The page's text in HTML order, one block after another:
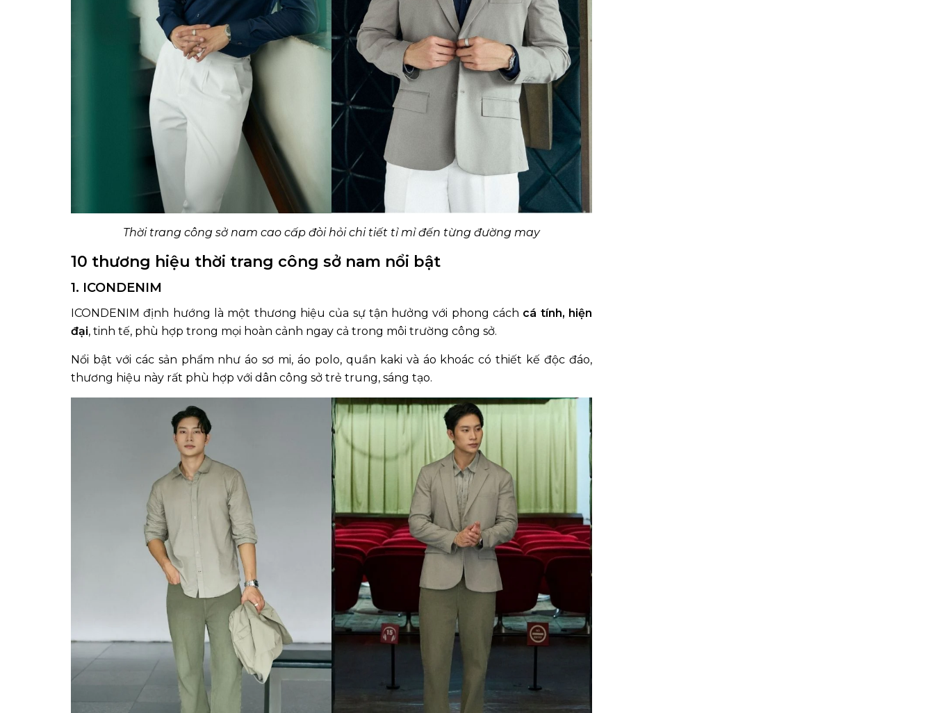
Thời trang công sở nam cao cấp đòi hỏi chi tiết tỉ mỉ đến từng đường may
10 thương hiệu thời trang công sở nam nổi bật
1. ICONDENIM
ICONDENIM định hướng là một thương hiệu của sự tận hưởng với phong cách cá tính, hiện
đại, tinh tế, phù hợp trong mọi hoàn cảnh ngay cả trong môi trường công sở.
Nổi bật với các sản phẩm như áo sơ mi, áo polo, quần kaki và áo khoác có thiết kế độc đáo,
thương hiệu này rất phù hợp với dân công sở trẻ trung, sáng tạo.